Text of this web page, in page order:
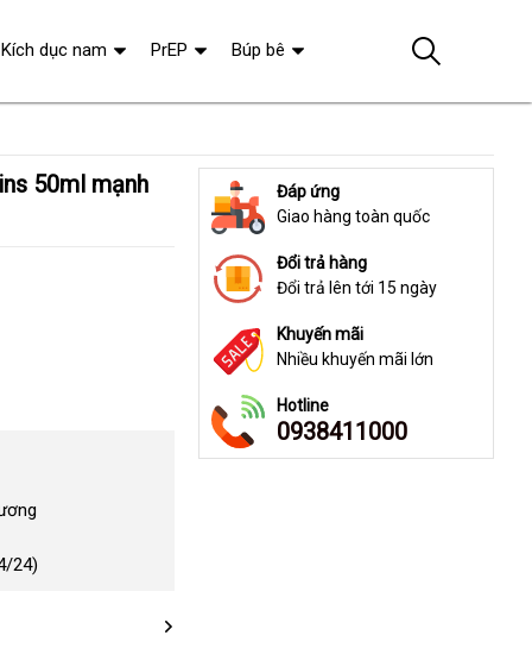
24)
Đáp ứng
Giao hàng toàn quốc
Đổi trả hàng
Đổi trả lên tới 15 ngày
Khuyến mãi
Nhiều khuyến mãi lớn
Hotline
0938411000
Kích dục nam PrEP Búp bê